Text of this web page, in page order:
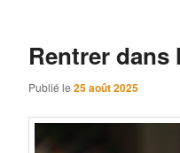
Rentrer
Publié le 25 août 2025